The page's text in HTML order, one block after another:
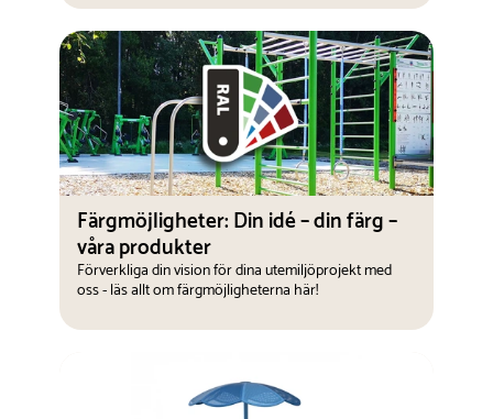
Färgmöjligheter: Din idé – din färg –
våra produkter
Förverkliga din vision för dina utemiljöprojekt med
oss - läs allt om färgmöjligheterna här!